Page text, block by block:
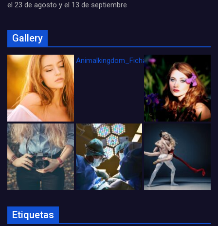
el 23 de agosto y el 13 de septiembre
Gallery
Animalkingdom_FichaCine
Etiquetas